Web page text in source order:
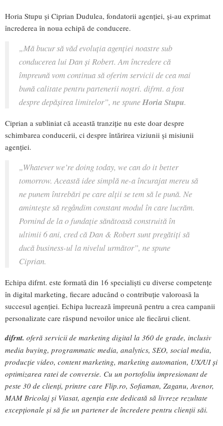
Horia Stupu și Ciprian Dudulea, fondatorii agenției, și-au exprimat
încrederea în noua echipă de conducere.
„Mă bucur să văd evoluția agenției noastre sub
conducerea lui Dan și Robert. Am încredere că
împreună vom continua să oferim servicii de cea mai
bună calitate pentru partenerii noștri. difrnt. a fost
despre depășirea limitelor”, ne spuneHoria Stupu.
Ciprian a subliniat că această tranziție nu este doar despre
schimbarea conducerii, ci despre întărirea viziunii și misiunii
agenției.
„Whatever we’re doing today, we can do it better
tomorrow. Această idee simplă ne-a încurajat mereu să
ne punem întrebări pe care alții se tem să le pună. Ne
amintește să regândim constant modul în care lucrăm.
Pornind de la o fundație sănătoasă construită în
ultimii 6 ani, cred că Dan & Robert sunt pregătiți să
ducă business-ul la nivelul următor”, ne spune
Ciprian.
Echipa difrnt. este formată din 16 specialiști cu diverse competențe
în digital marketing, fiecare aducând o contribuție valoroasă la
succesul agenției. Echipa lucrează împreună pentru a crea campanii
personalizate care răspund nevoilor unice ale fiecărui client.
difrnt. oferă servicii de marketing digital la 360 de grade, inclusiv
media buying, programmatic media, analytics, SEO, social media,
producție video, content marketing, marketing automation, UX/UI și
optimizarea ratei de conversie. Cu un portofoliu impresionant de
peste 30 de clienți, printre care Flip.ro, Sofiaman, Zaganu, Avenor,
MAM Bricolaj și Viasat, agenția este dedicată să livreze rezultate
excepționale și să fie un partener de încredere pentru clienții săi.